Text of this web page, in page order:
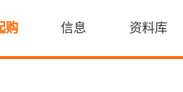
购 信息 资料库